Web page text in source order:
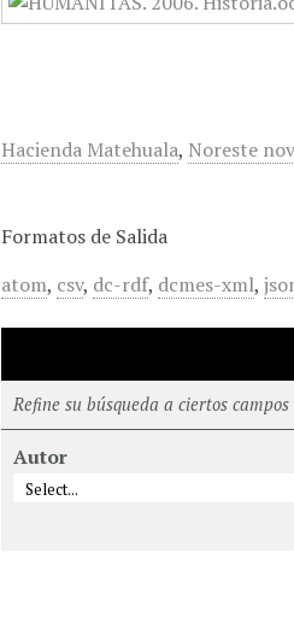
Hacienda Matehuala, Noreste
Formatos de Salida
atom, csv, dc-rdf, dcmes-xml,
Refine su búsqueda a ciertos campos
Autor